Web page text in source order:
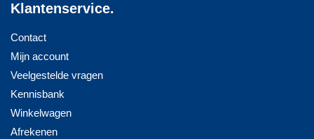
Klantenservice.
Contact
Mijn account
Veelgestelde vragen
Kennisbank
Winkelwagen
Afrekenen